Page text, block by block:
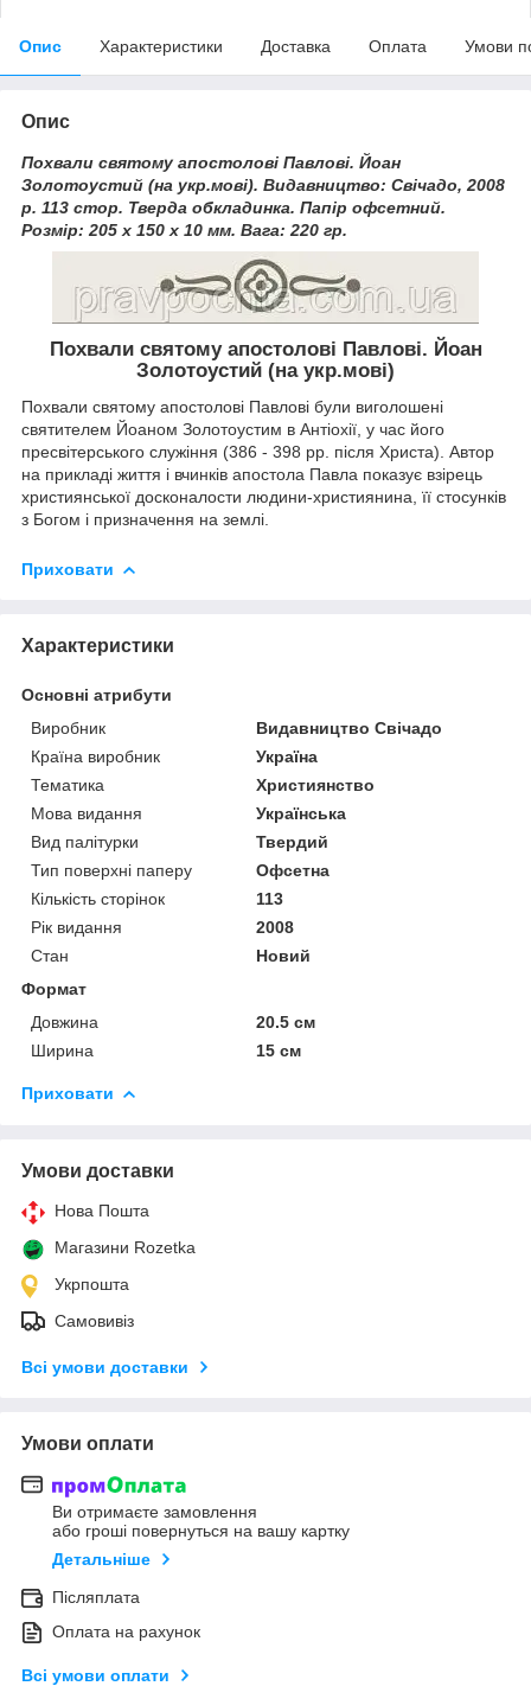
Опис Характеристики Доставка Оплата Умови
Опис
Похвали святому апостолові Павлові. Йоан
Золотоустий (на укр.мові). Видавництво: Свічадо, 2008
р. 113 стор. Тверда обкладинка. Папір офсетний.
Розмір: 205 х 150 х 10 мм. Вага: 220 гр.
Похвали святому апостолові Павлові. Йоан
Золотоустий (на укр.мові)
Похвали святому апостолові Павлові були виголошені
святителем Йоаном Золотоустим в Антіохії, у час його
пресвітерського служіння (386 - 398 рр. після Христа). Автор
на прикладі життя і вчинків апостола Павла показує взірець
християнської досконалости людини-християнина, її стосунків
з Богом і призначення на землі.
Приховати
Характеристики
Основні атрибути
Виробник
Видавництво Свічадо
Країна виробник
Україна
Тематика
Християнство
Мова видання
Українська
Вид палітурки
Твердий
Тип поверхні паперу
Офсетна
Кількість сторінок
113
Рік видання
2008
Стан
Новий
Формат
Довжина
20.5 см
Ширина
15 см
Приховати
Умови доставки
Нова Пошта
Магазини Rozetka
Укрпошта
Самовивіз
Всі умови доставки
Умови оплати
Ви отримаєте замовлення
або гроші повернуться на вашу картку
Детальніше
Післяплата
Оплата на рахунок
Всі умови оплати